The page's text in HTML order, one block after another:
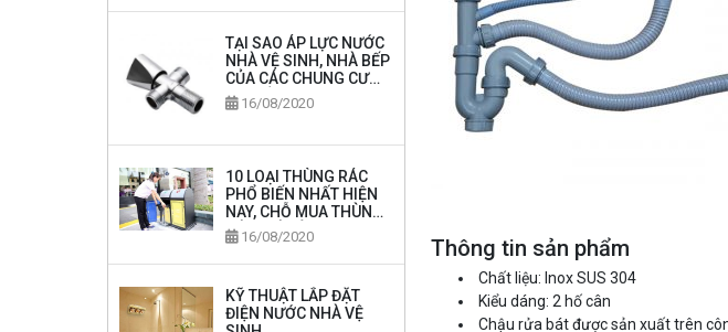
Thông tin sản phẩm
Chất liệu: Inox SUS 304
Kiểu dáng: 2 hố cân
Chậu rửa bát được sản xuất trên
TẠI SAO ÁP LỰC NƯỚC
NHÀ VỆ SINH, NHÀ BẾP
CỦA CÁC CHUNG CƯ
LẠI RẤT MẠNH
16/08/2020
10 LOẠI THÙNG RÁC
PHỔ BIẾN NHẤT HIỆN
NAY, CHỖ MUA THÙNG
RÁC GIÁ RẺ
16/08/2020
KỸ THUẬT LẮP ĐẶT
ĐIỆN NƯỚC NHÀ VỆ